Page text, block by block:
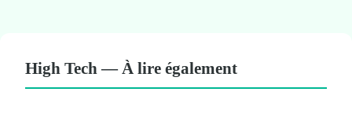
High Tech — À lire également